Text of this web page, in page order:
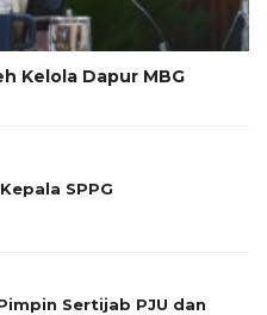
Kelola Dapur MBG
SPPG
Sertijab PJU dan